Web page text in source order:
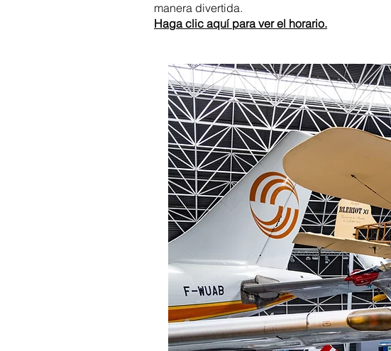
manera divertida.
Haga clic aquí para ver el horario.